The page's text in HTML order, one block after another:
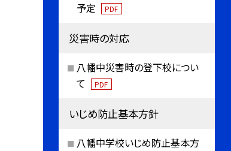
予定
PDF
災害時の対応
八幡中災害時の登下校につい
て
PDF
いじめ防止基本方針
八幡中学校いじめ防止基本方